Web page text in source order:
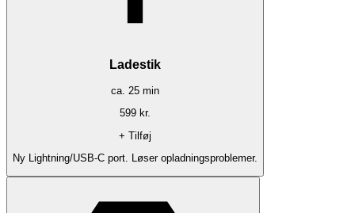
Ladestik
ca. 25 min
599 kr.
+ Tilføj
Ny Lightning/USB-C port. Løser opladningsproblemer.